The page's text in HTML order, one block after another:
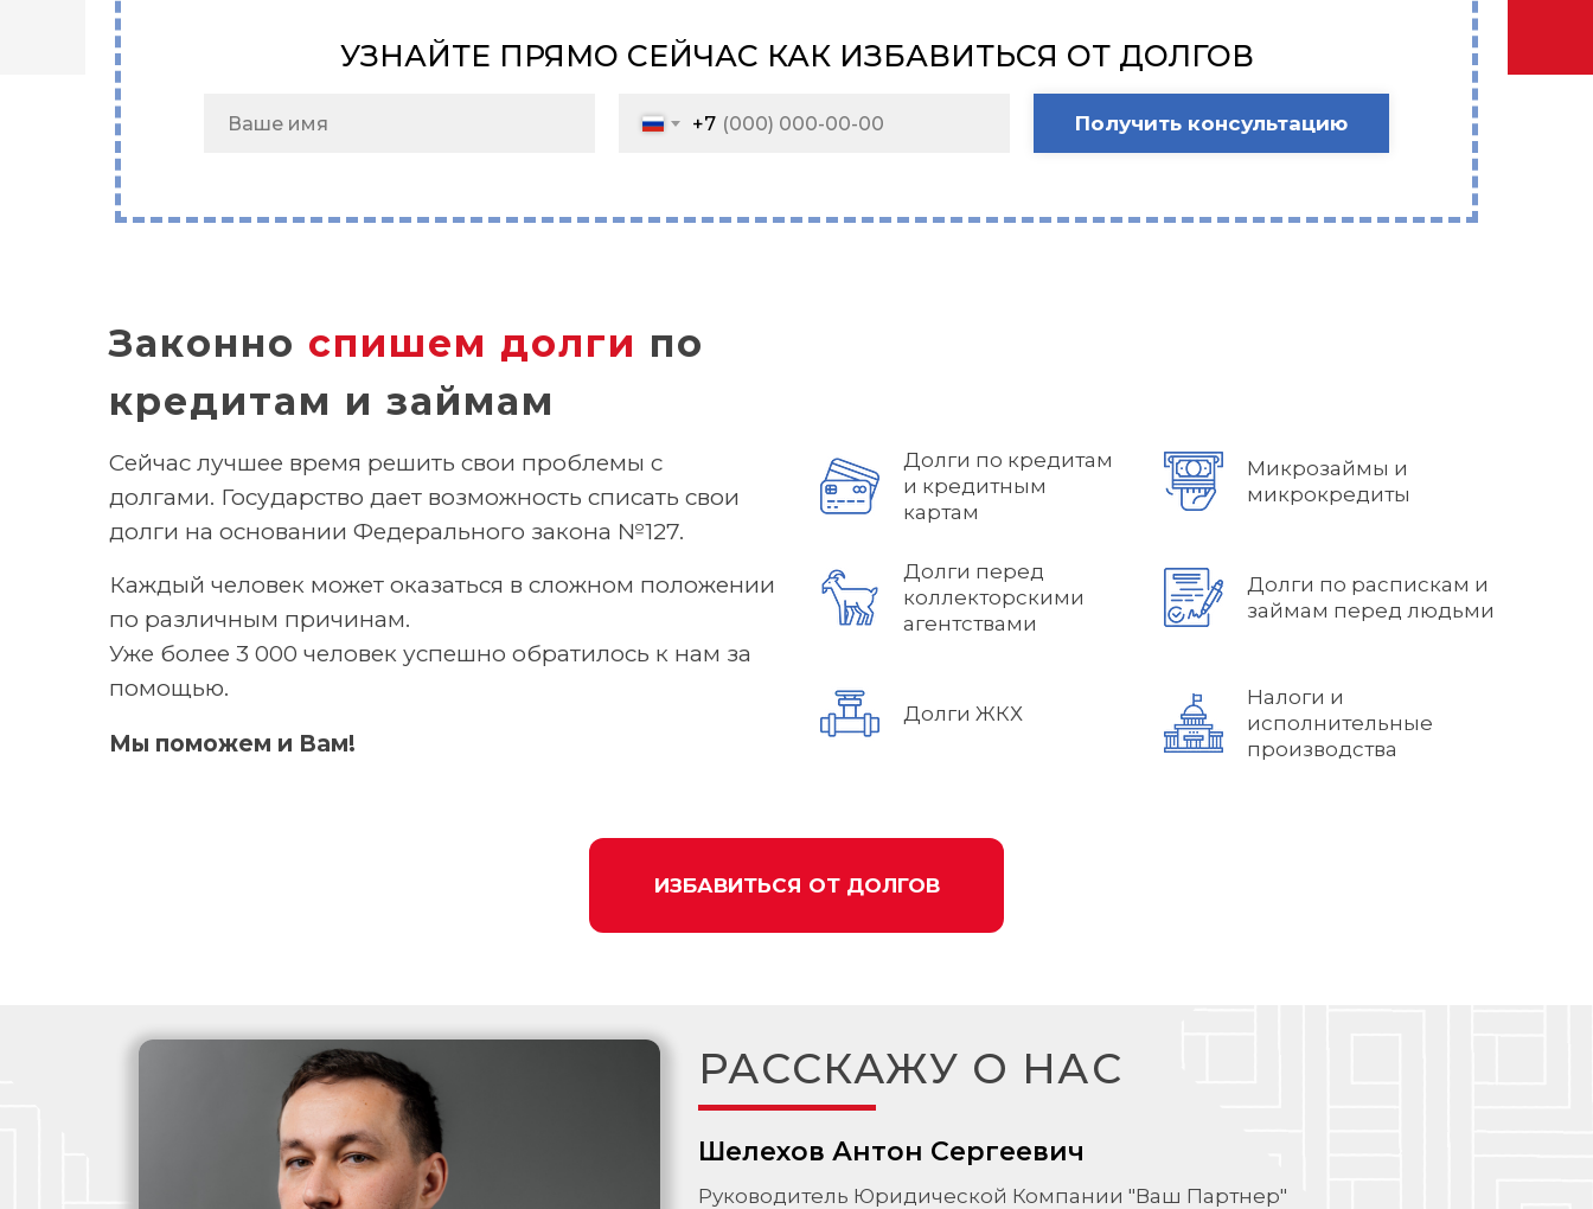
+7 Получить консультацию
УЗНАЙТЕ ПРЯМО СЕЙЧАС КАК ИЗБАВИТЬСЯ ОТ ДОЛГОВ
Долги ЖКХ
Налоги и
исполнительные
производства
Каждый человек может оказаться в сложном положении
по различным причинам.
Уже более 3 000 человек успешно обратилось к нам за
помощью.
Долги перед
коллекторскими
агентствами
Долги по распискам и
займам перед людьми
ИЗБАВИТЬСЯ ОТ ДОЛГОВ
Долги по кредитам
и кредитным
картам
Микрозаймы и
микрокредиты
Сейчас лучшее время решить свои проблемы с
долгами. Государство дает возможность списать свои
долги на основании Федерального закона №127.
Законно спишем долги по
кредитам и займам
Мы поможем и Вам!
РАССКАЖУ О НАС
Шелехов Антон Сергеевич
Руководитель Юридической Компании "Ваш Партнер"